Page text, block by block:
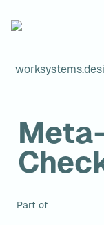
Part of